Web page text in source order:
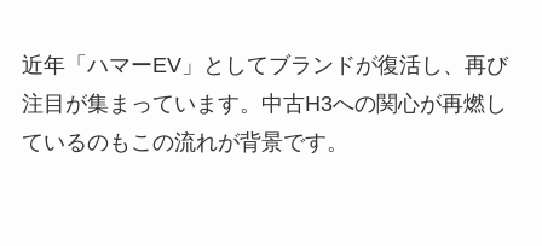
近年「ハマーEV」としてブランドが復活し、再び
注目が集まっています。中古H3への関心が再燃し
ているのもこの流れが背景です。